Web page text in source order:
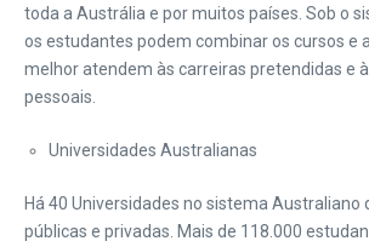
toda a Austrália e por muitos países. Sob o
os estudantes podem combinar os cursos e
melhor atendem às carreiras pretendidas e
pessoais.
Universidades Australianas
Há 40 Universidades no sistema Australiano
públicas e privadas. Mais de 118.000